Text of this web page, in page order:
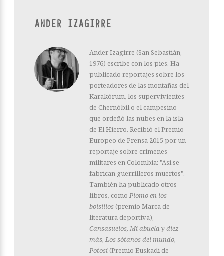
ANDER IZAGIRRE
Ander Izagirre (San Sebastián,
1976) escribe con los pies. Ha
publicado reportajes sobre los
porteadores de las montañas del
Karakórum, los supervivientes
de Chernóbil o el campesino
que ordeñó las nubes en la isla
de El Hierro. Recibió el Premio
Europeo de Prensa 2015 por un
reportaje sobre crímenes
militares en Colombia: "Así se
fabrican guerrilleros muertos".
También ha publicado otros
libros, como Plomo en los
bolsillos (premio Marca de
literatura deportiva),
Cansasuelos, Mi abuela y diez
más, Los sótanos del mundo,
Potosí(Premio Euskadi de